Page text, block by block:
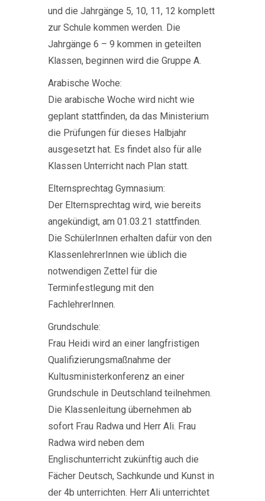
und die Jahrgänge 5, 10, 11, 12 komplett
zur Schule kommen werden. Die
Jahrgänge 6 – 9 kommen in geteilten
Klassen, beginnen wird die Gruppe A.
Arabische Woche:
Die arabische Woche wird nicht wie
geplant stattfinden, da das Ministerium
die Prüfungen für dieses Halbjahr
ausgesetzt hat. Es findet also für alle
Klassen Unterricht nach Plan statt.
Elternsprechtag Gymnasium:
Der Elternsprechtag wird, wie bereits
angekündigt, am 01.03.21 stattfinden.
Die SchülerInnen erhalten dafür von den
KlassenlehrerInnen wie üblich die
notwendigen Zettel für die
Terminfestlegung mit den
FachlehrerInnen.
Grundschule:
Frau Heidi wird an einer langfristigen
Qualifizierungsmaßnahme der
Kultusministerkonferenz an einer
Grundschule in Deutschland teilnehmen.
Die Klassenleitung übernehmen ab
sofort Frau Radwa und Herr Ali. Frau
Radwa wird neben dem
Englischunterricht zukünftig auch die
Fächer Deutsch, Sachkunde und Kunst in
der 4b unterrichten. Herr Ali unterrichtet